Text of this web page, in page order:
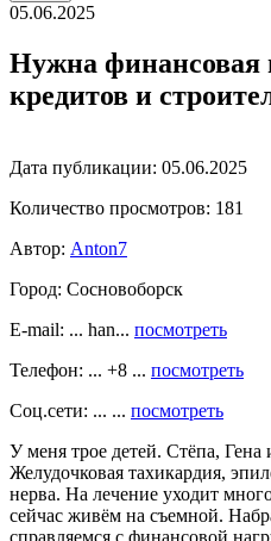
05.06.2025
Нужна финансовая
кредитов и
Дата публикации: 05.06.2025
Количество просмотров: 181
Автор: Anton7
Город: Сосновоборск
E-mail: ... han... посмотреть
Телефон: ... +8 ... посмотреть
Соц.сети: ... ... посмотреть
У меня трое детей. Стёпа,
Желудочковая тахикардия,
нерва. На лечение уходит
сейчас живём на съемной.
справляемся с финансовой